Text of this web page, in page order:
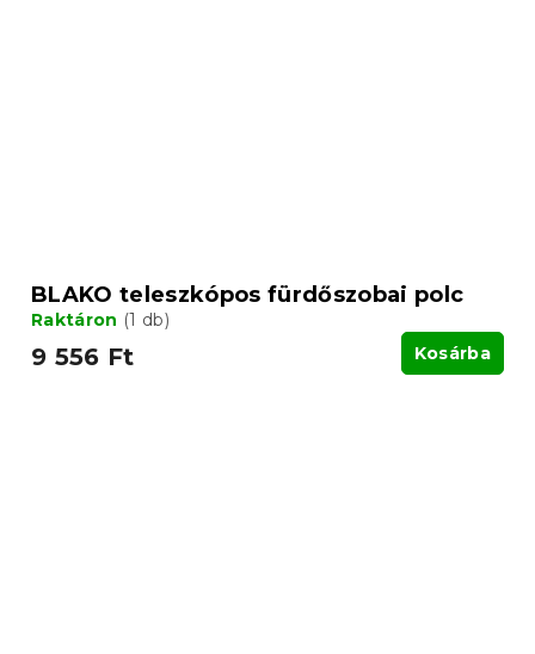
BLAKO teleszkópos fürdőszobai polc
Raktáron (1 db)
9 556 Ft Kosárba